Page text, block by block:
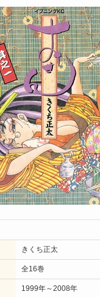
きくち正太
全16巻
1999年～2008年